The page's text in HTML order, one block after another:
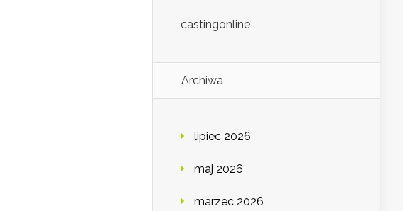
castingonline
Archiwa
lipiec 2026
maj 2026
marzec 2026